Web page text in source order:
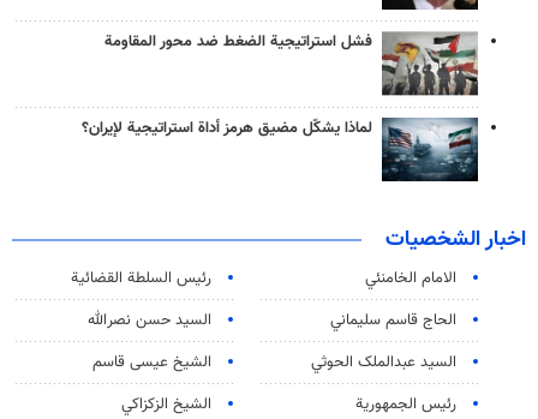
فشل استراتيجية الضغط ضد محور المقاومة
لماذا يشكّل مضيق هرمز أداة استراتيجية لإيران؟
اخبار الشخصيات
الامام الخامنئي
رئیس السلطة القضائیة
الحاج قاسم سليماني
السيد حسن نصرالله
السید عبدالملک الحوثي
الشيخ عيسى قاسم
رئيس الجمهورية
الشيخ الزكزاكي